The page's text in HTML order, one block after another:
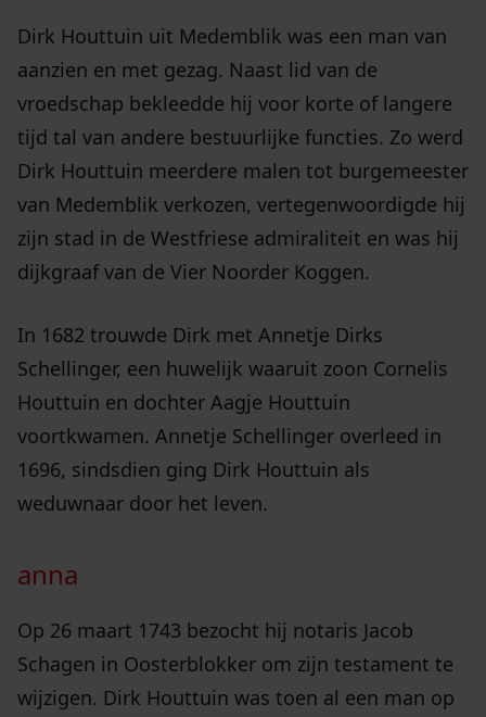
Dirk Houttuin uit Medemblik was een man van
aanzien en met gezag. Naast lid van de
vroedschap bekleedde hij voor korte of langere
tijd tal van andere bestuurlijke functies. Zo werd
Dirk Houttuin meerdere malen tot burgemeester
van Medemblik verkozen, vertegenwoordigde hij
zijn stad in de Westfriese admiraliteit en was hij
dijkgraaf van de Vier Noorder Koggen.
In 1682 trouwde Dirk met Annetje Dirks
Schellinger, een huwelijk waaruit zoon Cornelis
Houttuin en dochter Aagje Houttuin
voortkwamen. Annetje Schellinger overleed in
1696, sindsdien ging Dirk Houttuin als
weduwnaar door het leven.
anna
Op 26 maart 1743 bezocht hij notaris Jacob
Schagen in Oosterblokker om zijn testament te
wijzigen. Dirk Houttuin was toen al een man op